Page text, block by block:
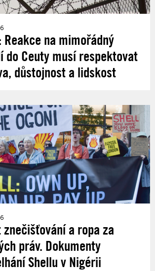
Reakce na mimořádný
do Ceuty musí respektovat
důstojnost a lidskost
a ropa za
práv. Dokumenty
Shellu v Nigérii